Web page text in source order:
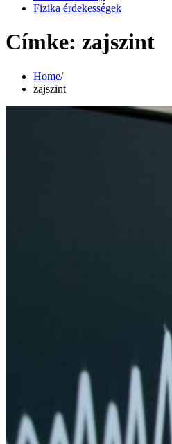
Fizika érdekességek
Címke: zajszint
Home
zajszint